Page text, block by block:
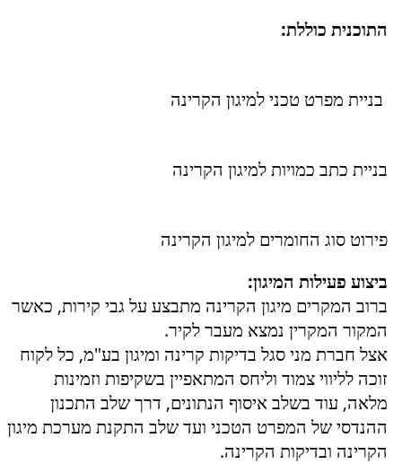
התוכנית כוללת:
בניית מפרט טכני למיגון הקרינה
בניית כתב כמויות למיגון הקרינה
פירוט סוג החומרים למיגון הקרינה
ביצוע פעילות המיגון:
ברוב המקרים מיגון הקרינה מתבצע על גבי קירות, כאשר
המקור המקרין נמצא מעבר לקיר.
אצל חברת מני סגל בדיקות קרינה ומיגון בע"מ, כל לקוח
זוכה לליווי צמוד וליחס המתאפיין בשקיפות וזמינות
מלאה, עוד בשלב איסוף הנתונים, דרך שלב התכנון
ההנדסי של המפרט הטכני ועד שלב התקנת מערכת מיגון
הקרינה ובדיקות הקרינה.